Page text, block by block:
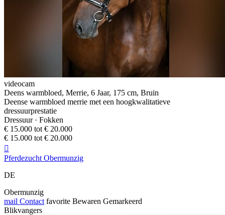
videocam
Deens warmbloed, Merrie, 6 Jaar, 175 cm, Bruin
Deense warmbloed merrie met een hoogkwalitatieve
dressuurprestatie
Dressuur · Fokken
€ 15.000 tot € 20.000
€ 15.000 tot € 20.000

Pferdezucht Obermunzig
DE
Obermunzig
mail Contact favorite Bewaren Gemarkeerd
Blikvangers